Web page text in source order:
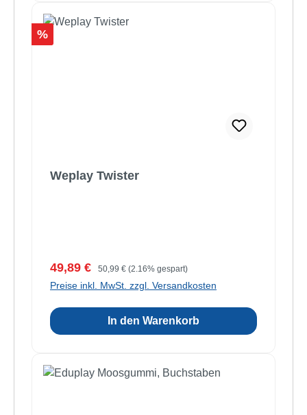
Rabatt
%
Weplay Twister
Verkaufspreis:
49,89 € Regulärer Preis:
50,99 € (2.16% gespart)
Preise inkl. MwSt. zzgl. Versandkosten
In den Warenkorb